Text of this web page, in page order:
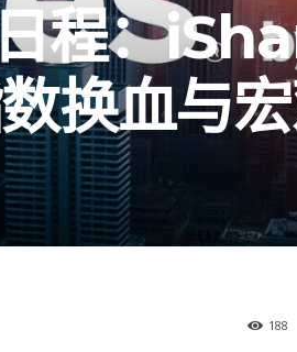
程：
换血与
188